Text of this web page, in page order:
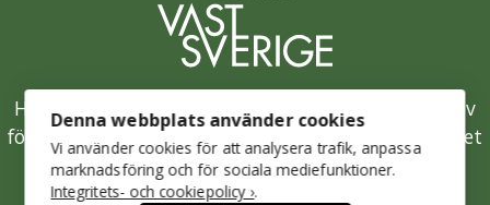
Hållbarhetsklivet är Västsveriges samlade initiativ
för en hållbar besöksnäring och drivs av Turistrådet
Västsverige.
Denna webbplats använder cookies
Vi använder cookies för att analysera trafik, anpassa
marknadsföring och för sociala mediefunktioner.
Integritets- och cookiepolicy ›.